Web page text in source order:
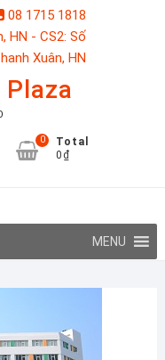
08 1715 1818
HN - CS2: Số
Xuân, HN
Plaza
0
Total
0₫
MENU